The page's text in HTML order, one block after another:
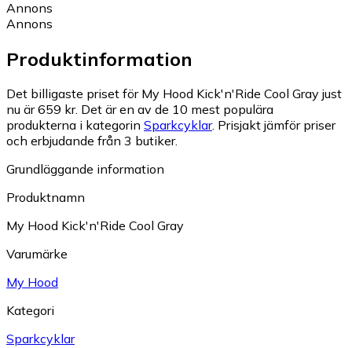
Annons
Annons
Produktinformation
Det billigaste priset för My Hood Kick'n'Ride Cool Gray just
nu är 659 kr. Det är en av de 10 mest populära
produkterna i kategorin Sparkcyklar. Prisjakt jämför priser
och erbjudande från 3 butiker.
Grundläggande information
Produktnamn
My Hood Kick'n'Ride Cool Gray
Varumärke
My Hood
Kategori
Sparkcyklar